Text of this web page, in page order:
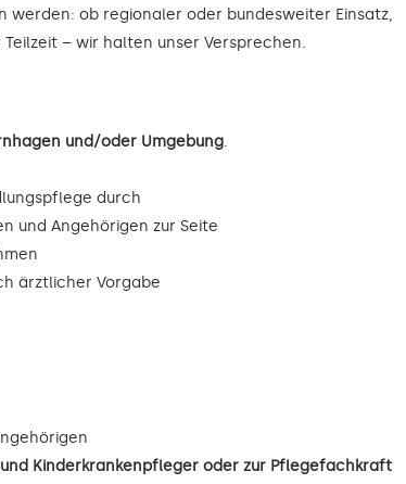
werden: ob regionaler oder bundesweiter Einsatz,
– wir halten unser Versprechen.
und/oder Umgebung.
durch
und Angehörigen zur Seite
ärztlicher Vorgabe
Kinderkrankenpfleger oder zur Pflegefachkraft